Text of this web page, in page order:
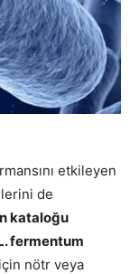
etkileyen
de
kataloğu
fermentum
nötr veya